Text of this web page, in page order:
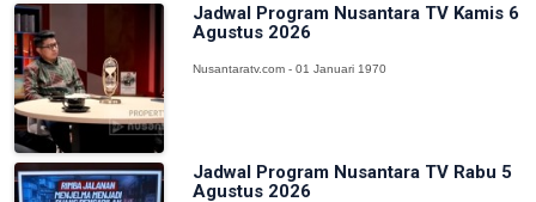
Jadwal Program Nusantara TV Kamis 6
Agustus 2026
Nusantaratv.com - 01 Januari 1970
Jadwal Program Nusantara TV Rabu 5
Agustus 2026